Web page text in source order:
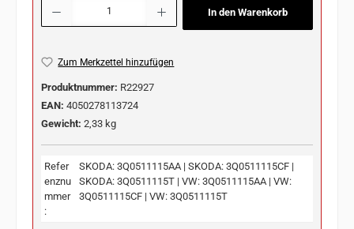
In den Warenkorb
Zum Merkzettel hinzufügen
Produktnummer: R22927
EAN: 4050278113724
Gewicht: 2,33 kg
Refer
enznu
mmer
:
SKODA: 3Q0511115AA | SKODA: 3Q0511115CF |
SKODA: 3Q0511115T | VW: 3Q0511115AA | VW:
3Q0511115CF | VW: 3Q0511115T